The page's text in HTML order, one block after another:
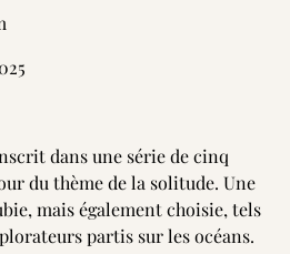
dans une série de cinq
du thème de la solitude. Une
mais également choisie, tels
partis sur les océans.